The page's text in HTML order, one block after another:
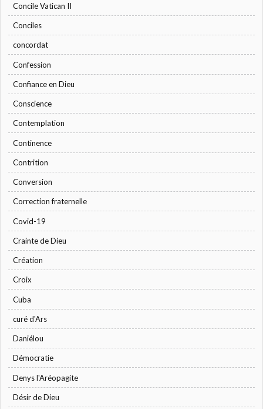
Concile Vatican II
Conciles
concordat
Confession
Confiance en Dieu
Conscience
Contemplation
Continence
Contrition
Conversion
Correction fraternelle
Covid-19
Crainte de Dieu
Création
Croix
Cuba
curé d'Ars
Daniélou
Démocratie
Denys l'Aréopagite
Désir de Dieu